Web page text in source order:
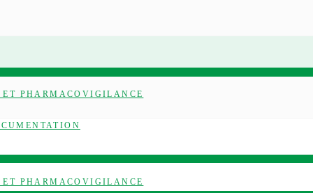
PHARMACOVIGILANCE
PHARMACOVIGILANCE